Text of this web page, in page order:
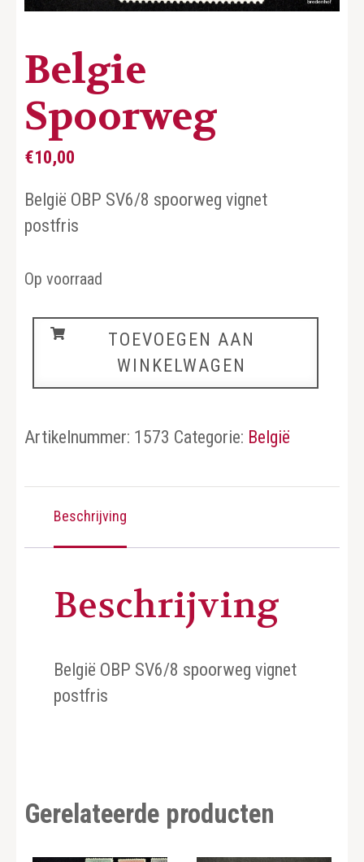
Belgie
Spoorweg
€10,00
België OBP SV6/8 spoorweg vignet
postfris
Op voorraad
Belgie
TOEVOEGEN AAN
WINKELWAGEN
Artikelnummer: 1573 Categorie: België
Beschrijving
Beschrijving
België OBP SV6/8 spoorweg vignet
postfris
Gerelateerde producten